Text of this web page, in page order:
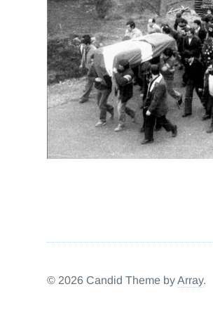
HISTORIA POLITIKA TORTURA
© 2026 Candid Theme byArray.